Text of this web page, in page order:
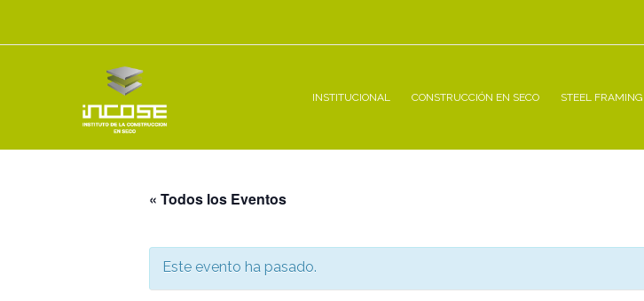
INSTITUCIONAL CONSTRUCCIÓN EN SECO STEEL FRAMING
« Todos los Eventos
Este evento ha pasado.